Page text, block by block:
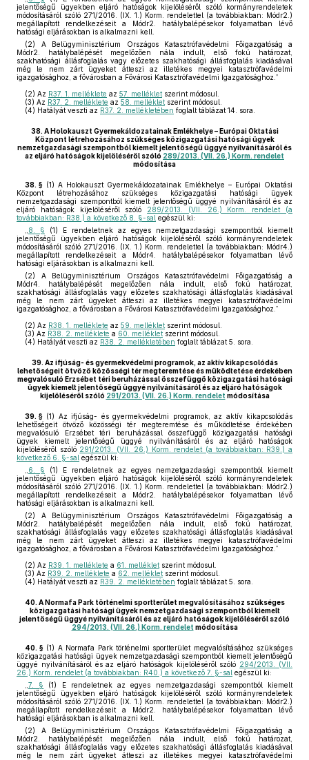
jelentőségű ügyekben eljáró hatóságok kijelöléséről szóló kormányrendeletek
módosításáról szóló 271/2016. (IX. 1.) Korm. rendelettel (a továbbiakban: Módr2.)
megállapított rendelkezéseit a Módr2. hatálybalépésekor folyamatban lévő
hatósági eljárásokban is alkalmazni kell.
(2) A Belügyminisztérium Országos Katasztrófavédelmi Főigazgatóság a
Módr2. hatálybalépését megelőzően nála indult, első fokú határozat,
szakhatósági állásfoglalás vagy előzetes szakhatósági állásfoglalás kiadásával
még le nem zárt ügyeket átteszi az illetékes megyei katasztrófavédelmi
igazgatósághoz, a fővárosban a Fővárosi Katasztrófavédelmi Igazgatósághoz.”
(2) Az R37. 1. melléklete az 57. melléklet szerint módosul.
(3) Az R37. 2. melléklete az 58. melléklet szerint módosul.
(4) Hatályát veszti az R37. 2. mellékletében foglalt táblázat 14. sora.
38. A Holokauszt Gyermekáldozatainak Emlékhelye – Európai Oktatási
Központ létrehozásához szükséges közigazgatási hatósági ügyek
nemzetgazdasági szempontból kiemelt jelentőségű üggyé nyilvánításáról és
az eljáró hatóságok kijelöléséről szóló 289/2013. (VII. 26.) Korm. rendelet
módosítása
38. § (1) A Holokauszt Gyermekáldozatainak Emlékhelye – Európai Oktatási
Központ létrehozásához szükséges közigazgatási hatósági ügyek
nemzetgazdasági szempontból kiemelt jelentőségű üggyé nyilvánításáról és az
eljáró hatóságok kijelöléséről szóló 289/2013. (VII. 26.) Korm. rendelet (a
továbbiakban: R38.) a következő 8. §-sal egészül ki:
8. § (1) E rendeletnek az egyes nemzetgazdasági szempontból kiemelt
jelentőségű ügyekben eljáró hatóságok kijelöléséről szóló kormányrendeletek
módosításáról szóló 271/2016. (IX. 1.) Korm. rendelettel (a továbbiakban: Módr4.)
megállapított rendelkezéseit a Módr4. hatálybalépésekor folyamatban lévő
hatósági eljárásokban is alkalmazni kell.
(2) A Belügyminisztérium Országos Katasztrófavédelmi Főigazgatóság a
Módr4. hatálybalépését megelőzően nála indult, első fokú határozat,
szakhatósági állásfoglalás vagy előzetes szakhatósági állásfoglalás kiadásával
még le nem zárt ügyeket átteszi az illetékes megyei katasztrófavédelmi
igazgatósághoz, a fővárosban a Fővárosi Katasztrófavédelmi Igazgatósághoz.”
(2) Az R38. 1. melléklete az 59. melléklet szerint módosul.
(3) Az R38. 2. melléklete a 60. melléklet szerint módosul.
(4) Hatályát veszti az R38. 2. mellékletében foglalt táblázat 5. sora.
39. Az ifjúság- és gyermekvédelmi programok, az aktív kikapcsolódás
lehetőségeit ötvöző közösségi tér megteremtése és működtetése érdekében
megvalósuló Erzsébet téri beruházással összefüggő közigazgatási hatósági
ügyek kiemelt jelentőségű üggyé nyilvánításáról és az eljáró hatóságok
kijelöléséről szóló 291/2013. (VII. 26.) Korm. rendelet módosítása
39. § (1) Az ifjúság- és gyermekvédelmi programok, az aktív kikapcsolódás
lehetőségeit ötvöző közösségi tér megteremtése és működtetése érdekében
megvalósuló Erzsébet téri beruházással összefüggő közigazgatási hatósági
ügyek kiemelt jelentőségű üggyé nyilvánításáról és az eljáró hatóságok
kijelöléséről szóló 291/2013. (VII. 26.) Korm. rendelet (a továbbiakban: R39.) a
következő 6. §-sal egészül ki:
6. § (1) E rendeletnek az egyes nemzetgazdasági szempontból kiemelt
jelentőségű ügyekben eljáró hatóságok kijelöléséről szóló kormányrendeletek
módosításáról szóló 271/2016. (IX. 1.) Korm. rendelettel (a továbbiakban: Módr2.)
megállapított rendelkezéseit a Módr2. hatálybalépésekor folyamatban lévő
hatósági eljárásokban is alkalmazni kell.
(2) A Belügyminisztérium Országos Katasztrófavédelmi Főigazgatóság a
Módr2. hatálybalépését megelőzően nála indult, első fokú határozat,
szakhatósági állásfoglalás vagy előzetes szakhatósági állásfoglalás kiadásával
még le nem zárt ügyeket átteszi az illetékes megyei katasztrófavédelmi
igazgatósághoz, a fővárosban a Fővárosi Katasztrófavédelmi Igazgatósághoz.”
(2) Az R39. 1. melléklete a 61. melléklet szerint módosul.
(3) Az R39. 2. melléklete a 62. melléklet szerint módosul.
(4) Hatályát veszti az R39. 2. mellékletében foglalt táblázat 5. sora.
40. A Normafa Park történelmi sportterület megvalósításához szükséges
közigazgatási hatósági ügyek nemzetgazdasági szempontból kiemelt
jelentőségű üggyé nyilvánításáról és az eljáró hatóságok kijelöléséről szóló
294/2013. (VII. 26.) Korm. rendelet módosítása
40. § (1) A Normafa Park történelmi sportterület megvalósításához szükséges
közigazgatási hatósági ügyek nemzetgazdasági szempontból kiemelt jelentőségű
üggyé nyilvánításáról és az eljáró hatóságok kijelöléséről szóló 294/2013. (VII.
26.) Korm. rendelet (a továbbiakban: R40.) a következő 7. §-sal egészül ki:
7. §
(1) E rendeletnek az egyes nemzetgazdasági szempontból kiemelt
jelentőségű ügyekben eljáró hatóságok kijelöléséről szóló kormányrendeletek
módosításáról szóló 271/2016. (IX. 1.) Korm. rendelettel (a továbbiakban: Módr2.)
megállapított rendelkezéseit a Módr2. hatálybalépésekor folyamatban lévő
hatósági eljárásokban is alkalmazni kell.
(2) A Belügyminisztérium Országos Katasztrófavédelmi Főigazgatóság a
Módr2. hatálybalépését megelőzően nála indult, első fokú határozat,
szakhatósági állásfoglalás vagy előzetes szakhatósági állásfoglalás kiadásával
még le nem zárt ügyeket átteszi az illetékes megyei katasztrófavédelmi